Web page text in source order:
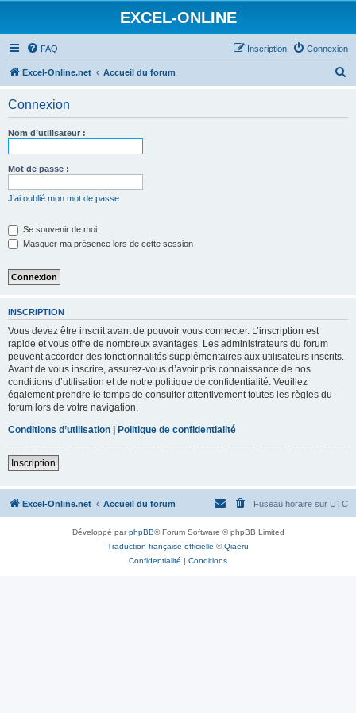
EXCEL-ONLINE
FAQ Connexion
Inscription
Excel-Online.net Accueil du forum
Connexion
Nom d’utilisateur :
Mot de passe :
J’ai oublié mon mot de passe
Se souvenir de moi
Masquer ma présence lors de cette session
INSCRIPTION
Vous devez être inscrit avant de pouvoir vous connecter. L’inscription est
rapide et vous offre de nombreux avantages. Les administrateurs du forum
peuvent accorder des fonctionnalités supplémentaires aux utilisateurs inscrits.
Avant de vous inscrire, assurez-vous d’avoir pris connaissance de nos
conditions d’utilisation et de notre politique de confidentialité. Veuillez
également prendre le temps de consulter attentivement toutes les règles du
forum lors de votre navigation.
Conditions d’utilisation | Politique de confidentialité
Inscription
Excel-Online.net Accueil du forum Fuseau horaire sur UTC
Développé parphpBB® Forum Software © phpBB Limited
Traduction française officielle ©Qiaeru
Confidentialité | Conditions